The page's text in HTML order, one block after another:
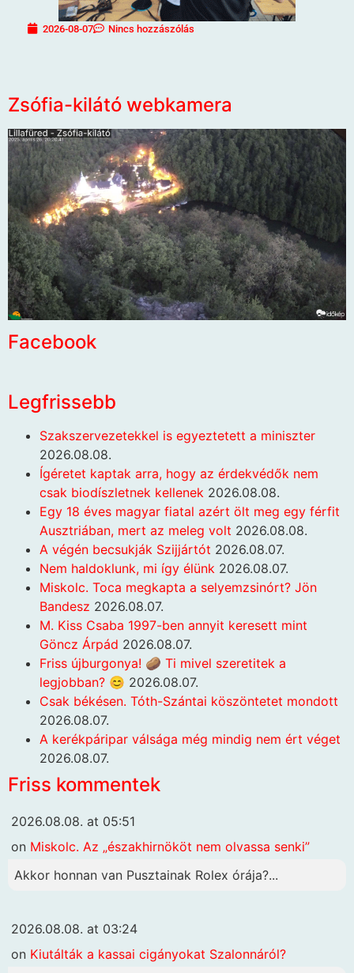
2026-08-07 Nincs hozzászólás
Zsófia-kilátó webkamera
Facebook
Legfrissebb
Szakszervezetekkel is egyeztetett a miniszter
2026.08.08.
Ígéretet kaptak arra, hogy az érdekvédők nem
csak biodíszletnek kellenek 2026.08.08.
Egy 18 éves magyar fiatal azért ölt meg egy férfit
Ausztriában, mert az meleg volt 2026.08.08.
A végén becsukják Szijjártót 2026.08.07.
Nem haldoklunk, mi így élünk 2026.08.07.
Miskolc. Toca megkapta a selyemzsinórt? Jön
Bandesz 2026.08.07.
M. Kiss Csaba 1997-ben annyit keresett mint
Göncz Árpád 2026.08.07.
Friss újburgonya! 🥔 Ti mivel szeretitek a
legjobban? 😊 2026.08.07.
Csak békésen. Tóth-Szántai köszöntetet mondott
2026.08.07.
A kerékpáripar válsága még mindig nem ért véget
2026.08.07.
Friss kommentek
2026.08.08. at 05:51
on Miskolc. Az „északhirnököt nem olvassa senki”
Akkor honnan van Pusztainak Rolex órája?...
2026.08.08. at 03:24
on Kiutálták a kassai cigányokat Szalonnáról?